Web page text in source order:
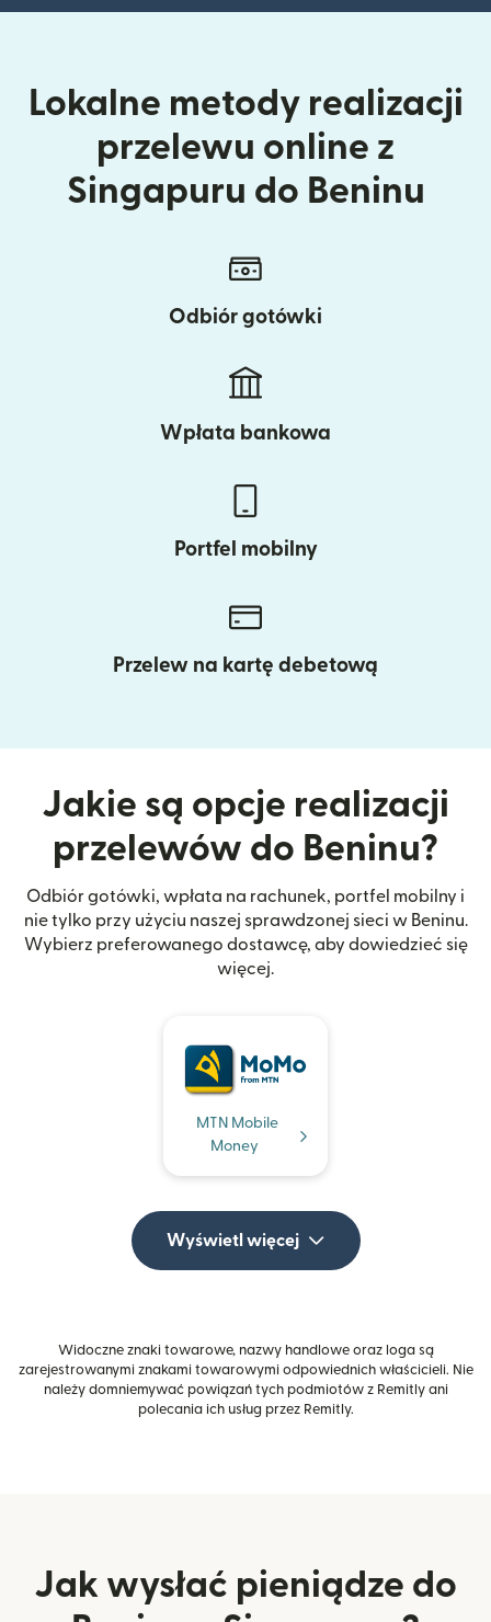
Lokalne metody realizacji
przelewu online z
Singapuru do Beninu
Odbiór gotówki
Wpłata bankowa
Portfel mobilny
Przelew na kartę debetową
Jakie są opcje realizacji
przelewów do Beninu?
Odbiór gotówki, wpłata na rachunek, portfel mobilny i
nie tylko przy użyciu naszej sprawdzonej sieci w Beninu.
Wybierz preferowanego dostawcę, aby dowiedzieć się
więcej.
MTN Mobile
Money
Wyświetl więcej
Widoczne znaki towarowe, nazwy handlowe oraz loga są
zarejestrowanymi znakami towarowymi odpowiednich właścicieli. Nie
należy domniemywać powiązań tych podmiotów z Remitly ani
polecania ich usług przez Remitly.
Jak wysłać pieniądze do